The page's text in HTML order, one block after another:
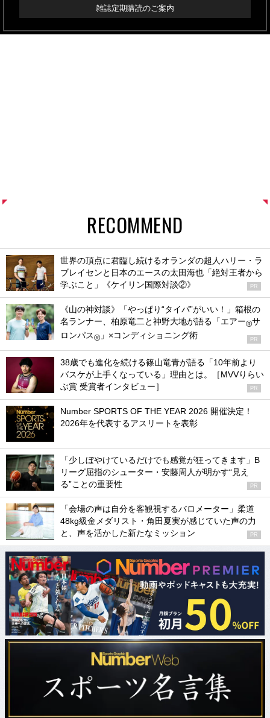
雑誌定期購読のご案内
RECOMMEND
世界の頂点に君臨し続けるオランダの超人ハリー・ラ
ブレイセンと日本のエースの太田海也「絶対王者から
学ぶこと」《ケイリン国際対談②》
PR
《山の神対談》「やっぱり“タイパ”がいい！」箱根の
名ランナー、柏原竜二と神野大地が語る「エアー®サ
ロンパス® 」×コンディショニング術 PR
38歳でも進化を続ける篠山竜青が語る「10年前より
バスケが上手くなっている」理由とは。［MVVりらい
ぶ賞 受賞者インタビュー］
PR
Number SPORTS OF THE YEAR 2026 開催決定！
2026年を代表するアスリートを表彰
「少しぼやけているだけでも感覚が狂ってきます」B
リーグ屈指のシューター・安藤周人が明かす“見え
る”ことの重要性
PR
「会場の声は自分を客観視するバロメーター」柔道
48kg級金メダリスト・角田夏実が感じていた声の力
と、声を活かした新たなミッション
PR